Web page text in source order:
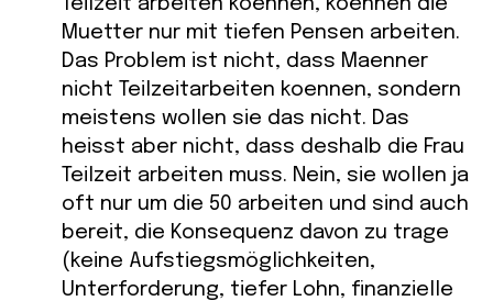
Muetter nur mit tiefen Pensen arbeiten.
Das Problem ist nicht, dass Maenner
nicht Teilzeitarbeiten koennen, sondern
meistens wollen sie das nicht. Das
heisst aber nicht, dass deshalb die Frau
Teilzeit arbeiten muss. Nein, sie wollen ja
oft nur um die 50 arbeiten und sind auch
bereit, die Konsequenz davon zu trage
(keine Aufstiegsmöglichkeiten,
Unterforderung, tiefer Lohn, finanzielle